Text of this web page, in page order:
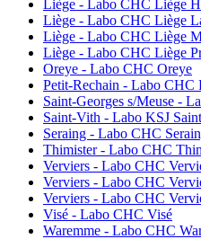
Liège - Labo CHC Liège
Liège - Labo CHC Liège
Liège - Labo CHC Liège
Liège - Labo CHC Liège
Oreye - Labo CHC Oreye
Petit-Rechain - Labo CHC
Saint-Georges s/Meuse -
Saint-Vith - Labo KSJ
Seraing - Labo CHC
Thimister - Labo CHC
Verviers - Labo CHC
Verviers - Labo CHC
Verviers - Labo CHC
Visé - Labo CHC Visé
Waremme - Labo CHC